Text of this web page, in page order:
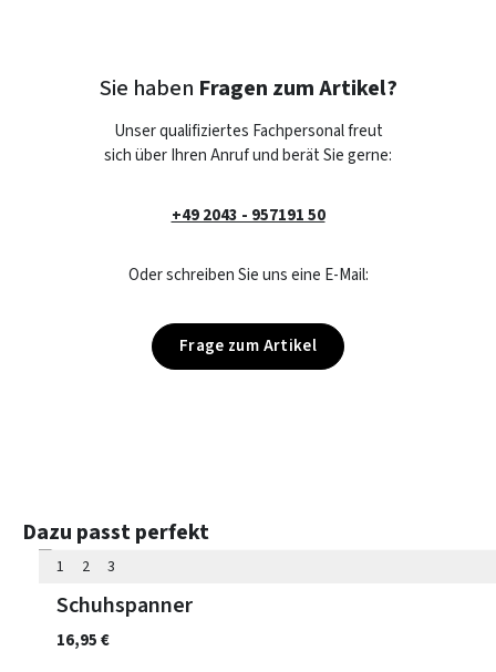
Sie haben Fragen zum Artikel?
Unser qualifiziertes Fachpersonal freut
sich über Ihren Anruf und berät Sie gerne:
+49 2043 - 957191 50
Oder schreiben Sie uns eine E-Mail:
Frage zum Artikel
Produktgalerie überspringen
Dazu passt perfekt
1 2 3
Schuhspanner
16,95 €